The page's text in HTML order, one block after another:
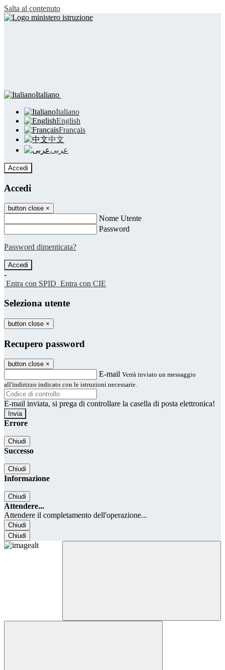
Salta al contenuto
Italiano
Italiano
English
Français
中文
عربى
Accedi
Accedi
button close ×
Nome Utente
Password
Password dimenticata?
-
Entra con SPID Entra con CIE
Seleziona utente
button close ×
Recupero password
button close ×
E-mail Verrà inviato un messaggio
all'indirizzo indicato con le istruzioni necessarie.
E-mail inviata, si prega di controllare la casella di posta elettronica!
Errore
Chiudi
Successo
Chiudi
Informazione
Chiudi
Attendere...
Attendere il completamento dell'operazione...
Chiudi
Chiudi